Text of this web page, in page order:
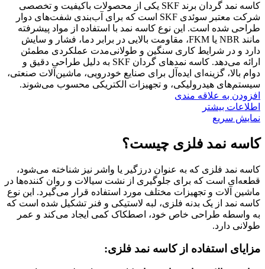
کاسه نمد گردان برند SKF یکی از محصولات باکیفیت و تخصصی
شرکت معتبر سوئدی SKF است که برای آب‌بندی شفت‌های دوار
طراحی شده است. این نوع کاسه نمد با استفاده از مواد پیشرفته
مانند NBR یا FKM، مقاومت بالایی در برابر دما، فشار و سایش
دارد و در شرایط کاری سنگین و طولانی‌مدت عملکردی مطمئن
ارائه می‌دهد. کاسه نمدهای گردان SKF به دلیل طراحی دقیق و
دوام بالا، گزینه‌ای ایده‌آل برای صنایع خودرویی، ماشین‌آلات صنعتی،
سیستم‌های هیدرولیکی، و تجهیزات الکتریکی محسوب می‌شوند.
افزودن به علاقه مندی
اطلاعات بیشتر
نمایش سریع
کاسه نمد فلزی چیست؟
کاسه نمد فلزی که به عنوان درزگیر یا واشر نیز شناخته می‌شود،
قطعه‌ای است که برای جلوگیری از نشت سیالات و روان کننده‌ها در
ماشین آلات و تجهیزات مختلف مورد استفاده قرار می‌گیرد. این نوع
کاسه نمد از یک بدنه فلزی، لبه لاستیکی و فنر تشکیل شده است که
به واسطه طراحی خاص خود، اصطکاک کمی ایجاد می‌کند و عمر
طولانی دارد.
مزایای استفاده از کاسه نمد فلزی: